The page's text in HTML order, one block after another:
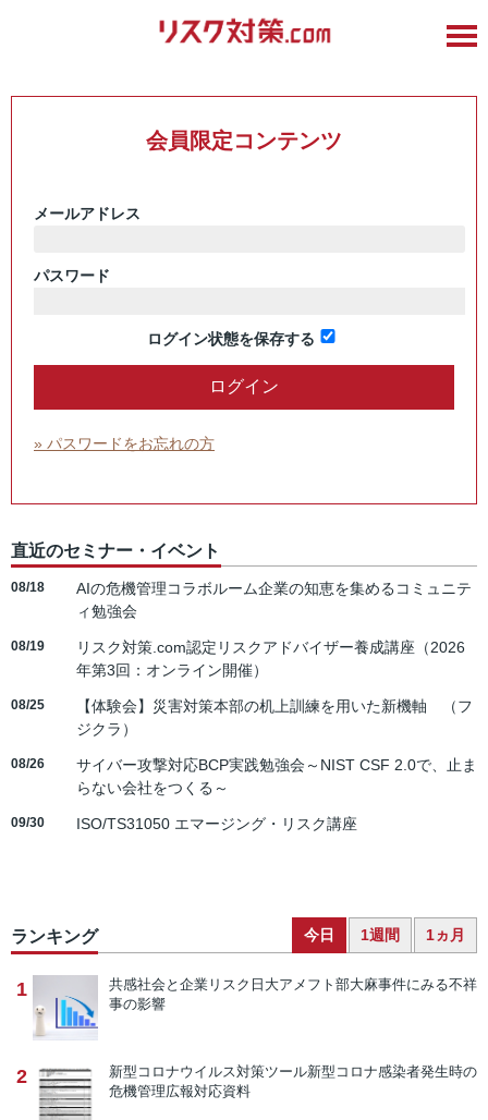
会員限定コンテンツ
メールアドレス
パスワード
ログイン状態を保存する
» パスワードをお忘れの方
直近のセミナー・イベント
08/18
AIの危機管理コラボルーム企業の知恵を集めるコミュニテ
ィ勉強会
08/19
リスク対策.com認定リスクアドバイザー養成講座（2026
年第3回：オンライン開催）
08/25
【体験会】災害対策本部の机上訓練を用いた新機軸 （フ
ジクラ）
08/26
サイバー攻撃対応BCP実践勉強会～NIST CSF 2.0で、止ま
らない会社をつくる～
09/30 ISO/TS31050 エマージング・リスク講座
ランキング 今日 1週間 1ヵ月
1 共感社会と企業リスク 日大アメフト部大麻事件にみる不祥
事の影響
2 新型コロナウイルス対策ツール新型コロナ感染者発生時の
危機管理広報対応資料